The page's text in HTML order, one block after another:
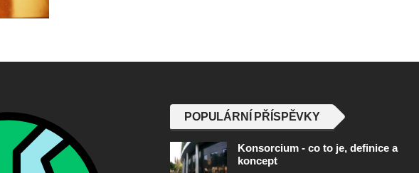
POPULÁRNÍ PŘÍSPĚVKY
Konsorcium - co to je, definice a
koncept